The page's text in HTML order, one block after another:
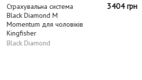
3404 грн